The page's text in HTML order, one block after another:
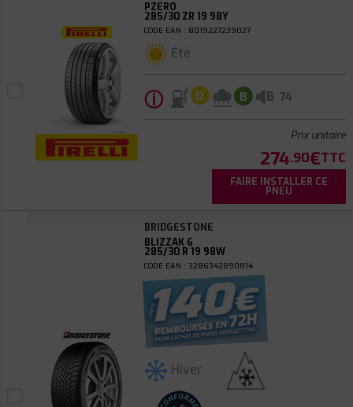
PZERO
285/30 ZR 19 98Y
CODE EAN : 8019227239027
Été
ⓘ D B B 74
Prix unitaire
274.90€TTC
FAIRE INSTALLER CE
PNEU
BRIDGESTONE
BLIZZAK 6
285/30 R 19 98W
CODE EAN : 3286342890814
Hiver